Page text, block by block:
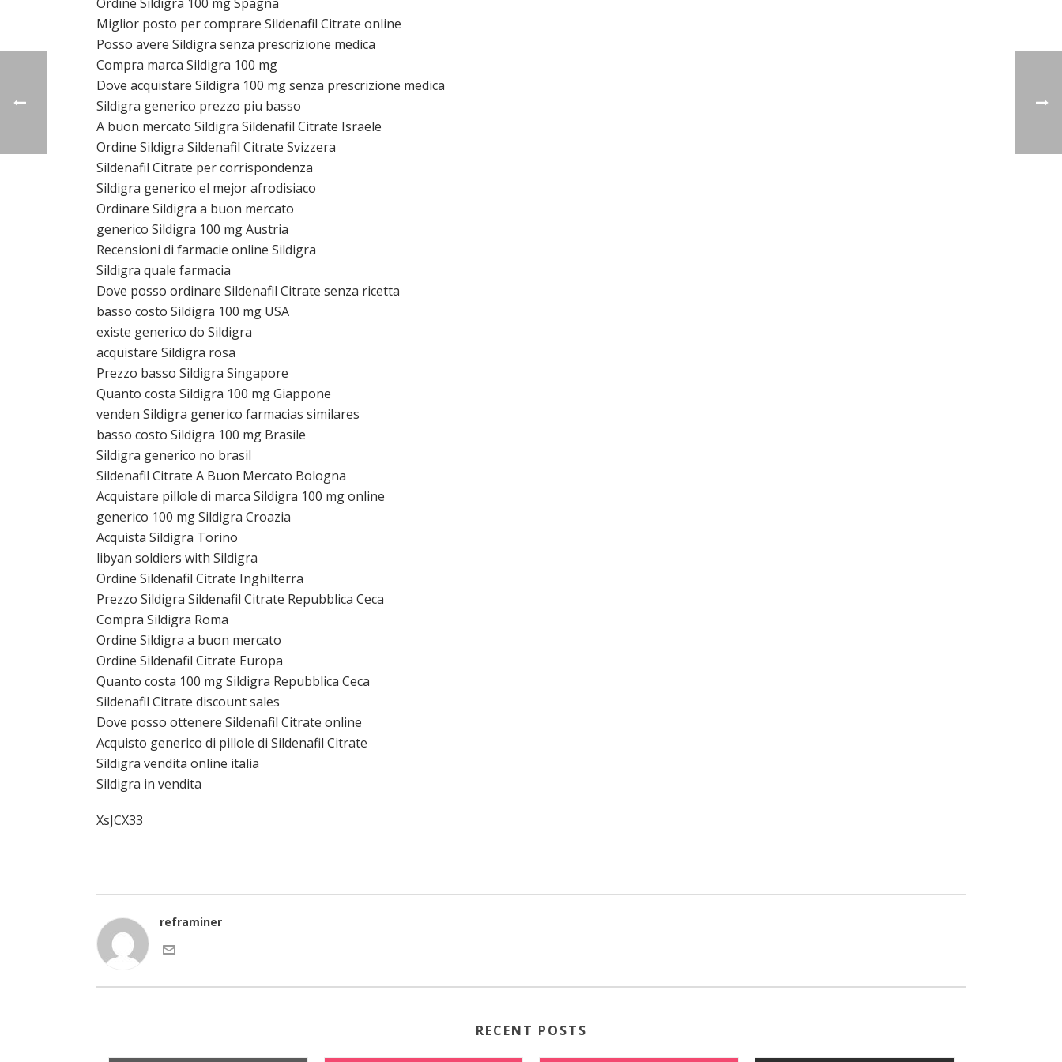
Miglior posto per comprare Sildenafil Citrate online
Posso avere Sildigra senza prescrizione medica
Compra marca Sildigra 100 mg
Dove acquistare Sildigra 100 mg senza prescrizione medica
Sildigra generico prezzo piu basso
A buon mercato Sildigra Sildenafil Citrate Israele
Ordine Sildigra Sildenafil Citrate Svizzera
Sildenafil Citrate per corrispondenza
Sildigra generico el mejor afrodisiaco
Ordinare Sildigra a buon mercato
generico Sildigra 100 mg Austria
Recensioni di farmacie online Sildigra
Sildigra quale farmacia
Dove posso ordinare Sildenafil Citrate senza ricetta
basso costo Sildigra 100 mg USA
existe generico do Sildigra
acquistare Sildigra rosa
Prezzo basso Sildigra Singapore
Quanto costa Sildigra 100 mg Giappone
venden Sildigra generico farmacias similares
basso costo Sildigra 100 mg Brasile
Sildigra generico no brasil
Sildenafil Citrate A Buon Mercato Bologna
Acquistare pillole di marca Sildigra 100 mg online
generico 100 mg Sildigra Croazia
Acquista Sildigra Torino
libyan soldiers with Sildigra
Ordine Sildenafil Citrate Inghilterra
Prezzo Sildigra Sildenafil Citrate Repubblica Ceca
Compra Sildigra Roma
Ordine Sildigra a buon mercato
Ordine Sildenafil Citrate Europa
Quanto costa 100 mg Sildigra Repubblica Ceca
Sildenafil Citrate discount sales
Dove posso ottenere Sildenafil Citrate online
Acquisto generico di pillole di Sildenafil Citrate
Sildigra vendita online italia
Sildigra in vendita
XsJCX33
reframiner
RECENT POSTS